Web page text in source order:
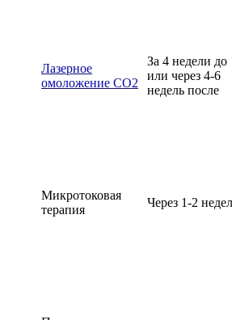
Лазерное
омоложение CO2
За 4 недели до
или через 4-6
недель после
Микротоковая
терапия
Через 1-2